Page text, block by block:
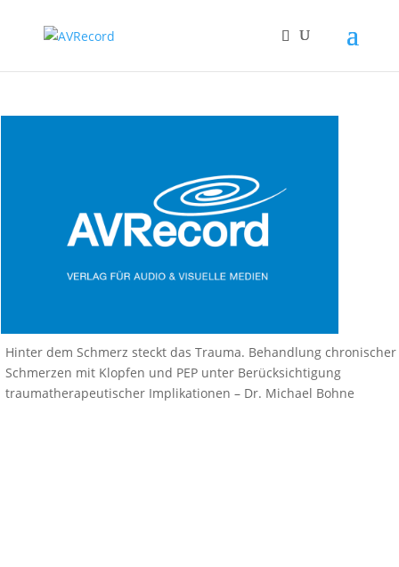
Hinter dem Schmerz steckt das Trauma. Behandlung chronischer
Schmerzen mit Klopfen und PEP unter Berücksichtigung
traumatherapeutischer Implikationen – Dr. Michael Bohne